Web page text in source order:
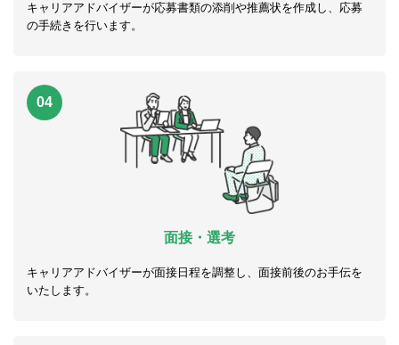
キャリアアドバイザーが応募書類の添削や推薦状を作成し、応募
の手続きを行います。
04
面接・選考
キャリアアドバイザーが面接日程を調整し、面接前後のお手伝を
いたします。